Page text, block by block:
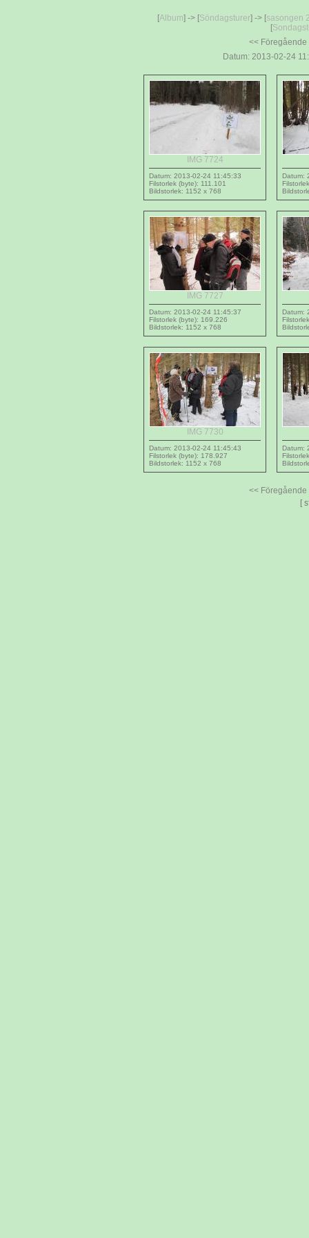
[Album] -> [Söndagsturer] -> [sasongen
[
<<
Datum: 2013-02-24
IMG 7724
Datum: 2013-02-24 11:45:33
Filstorlek (byte): 111.101
Bildstorlek: 1152 x 768
Datum:
IMG 7727
Datum: 2013-02-24 11:45:37
Filstorlek (byte): 169.226
Bildstorlek: 1152 x 768
Datum:
IMG 7730
Datum: 2013-02-24 11:45:43
Filstorlek (byte): 178.927
Bildstorlek: 1152 x 768
Datum:
<<
[